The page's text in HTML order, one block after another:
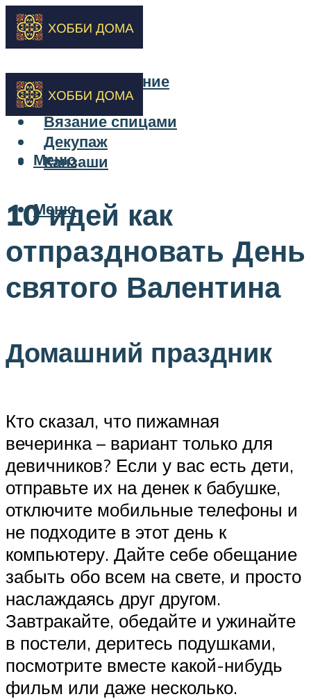
Бисероплетение
Вышивка
Вязание спицами
Декупаж
Канзаши
Меню
Меню
10 идей как
отпраздновать День
святого Валентина
Домашний праздник
Кто сказал, что пижамная
вечеринка – вариант только для
девичников? Если у вас есть дети,
отправьте их на денек к бабушке,
отключите мобильные телефоны и
не подходите в этот день к
компьютеру. Дайте себе обещание
забыть обо всем на свете, и просто
наслаждаясь друг другом.
Завтракайте, обедайте и ужинайте
в постели, деритесь подушками,
посмотрите вместе какой-нибудь
фильм или даже несколько.